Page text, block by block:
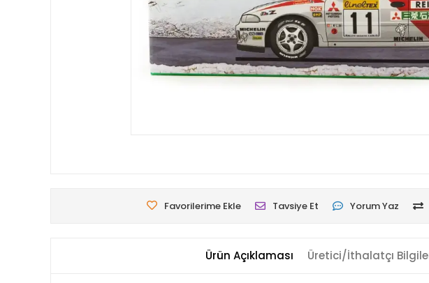
Favorilerime Ekle Tavsiye Et Yorum Yaz
Ürün Açıklaması Üretici/İthalatçı